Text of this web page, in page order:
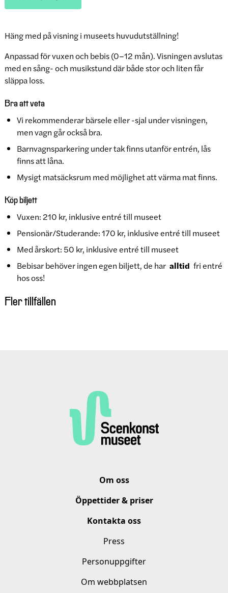
Häng med på visning i museets huvudutställning!
Anpassad för vuxen och bebis (0–12 mån). Visningen avslutas
med en sång- och musikstund där både stor och liten får
släppa loss.
Bra att veta
Vi rekommenderar bärsele eller -sjal under visningen,
men vagn går också bra.
Barnvagnsparkering under tak finns utanför entrén, lås
finns att låna.
Mysigt matsäcksrum med möjlighet att värma mat finns.
Köp biljett
Vuxen: 210 kr, inklusive entré till museet
Pensionär/Studerande: 170 kr, inklusive entré till museet
Med årskort: 50 kr, inklusive entré till museet
Bebisar behöver ingen egen biljett, de har alltid fri entré
hos oss!
Fler tillfällen
Om oss
Öppettider & priser
Kontakta oss
Press
Personuppgifter
Om webbplatsen